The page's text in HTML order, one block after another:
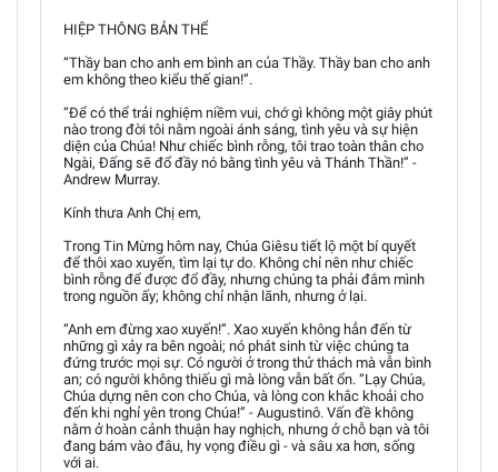
HIỆP THÔNG BẢN THỂ
“Thầy ban cho anh em bình an của Thầy. Thầy ban cho anh
em không theo kiểu thế gian!”.
“Để có thể trải nghiệm niềm vui, chớ gì không một giây phút
nào trong đời tôi nằm ngoài ánh sáng, tình yêu và sự hiện
diện của Chúa! Như chiếc bình rỗng, tôi trao toàn thân cho
Ngài, Đấng sẽ đổ đầy nó bằng tình yêu và Thánh Thần!” -
Andrew Murray.
Kính thưa Anh Chị em,
Trong Tin Mừng hôm nay, Chúa Giêsu tiết lộ một bí quyết
để thôi xao xuyến, tìm lại tự do. Không chỉ nên như chiếc
bình rỗng để được đổ đầy, nhưng chúng ta phải đắm mình
trong nguồn ấy; không chỉ nhận lãnh, nhưng ở lại.
“Anh em đừng xao xuyến!”. Xao xuyến không hẳn đến từ
những gì xảy ra bên ngoài; nó phát sinh từ việc chúng ta
đứng trước mọi sự. Có người ở trong thử thách mà vẫn bình
an; có người không thiếu gì mà lòng vẫn bất ổn. “Lạy Chúa,
Chúa dựng nên con cho Chúa, và lòng con khắc khoải cho
đến khi nghỉ yên trong Chúa!” - Augustinô. Vấn đề không
nằm ở hoàn cảnh thuận hay nghịch, nhưng ở chỗ bạn và tôi
đang bám vào đâu, hy vọng điều gì - và sâu xa hơn, sống
với ai.